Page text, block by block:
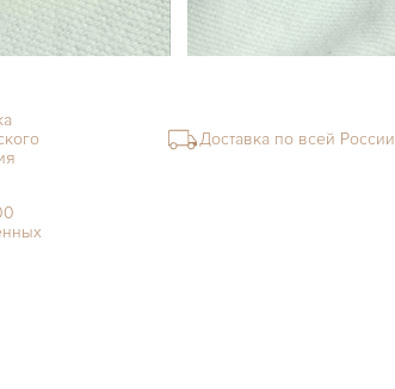
Доставка по всей России